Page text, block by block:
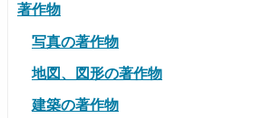
著作物
写真の著作物
地図、図形の著作物
建築の著作物